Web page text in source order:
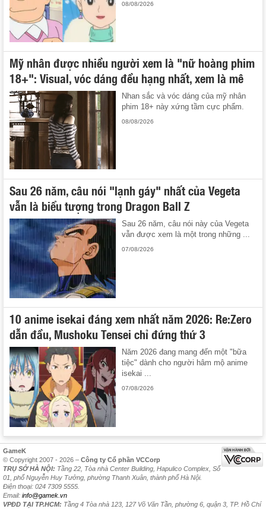
08/08/2026
Mỹ nhân được nhiều người xem là "nữ hoàng phim
18+": Visual, vóc dáng đều hạng nhất, xem là mê
Nhan sắc và vóc dáng của mỹ nhân
phim 18+ này xứng tầm cực phẩm.
08/08/2026
Sau 26 năm, câu nói "lạnh gáy" nhất của Vegeta
vẫn là biểu tượng trong Dragon Ball Z
Sau 26 năm, câu nói này của Vegeta
vẫn được xem là một trong những ...
07/08/2026
10 anime isekai đáng xem nhất năm 2026: Re:Zero
dẫn đầu, Mushoku Tensei chỉ đứng thứ 3
Năm 2026 đang mang đến một "bữa
tiệc" dành cho người hâm mộ anime
isekai ...
07/08/2026
GameK
© Copyright 2007 - 2026 – Công ty Cổ phần VCCorp
TRỤ SỞ HÀ NỘI: Tầng 22, Tòa nhà Center Building, Hapulico Complex, Số
01, phố Nguyễn Huy Tưởng, phường Thanh Xuân, thành phố Hà Nội.
Điện thoại: 024 7309 5555.
Email: info@gamek.vn
VPĐD TẠI TP.HCM: Tầng 4 Tòa nhà 123, 127 Võ Văn Tần, phường 6, quận 3, TP. Hồ Chí